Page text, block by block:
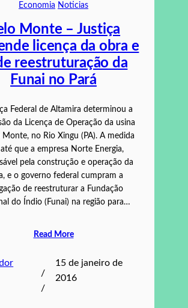
Economia Noticias
Monte – Justiça
licença da obra e
reestruturação da
Funai no Pará
Federal de Altamira determinou a
da Licença de Operação da usina
Monte, no Rio Xingu (PA). A medida
que a empresa Norte Energia,
pela construção e operação da
e o governo federal cumpram a
de reestruturar a Fundação
do Índio (Funai) na região para…
Read More
/
/
15 de janeiro de
2016